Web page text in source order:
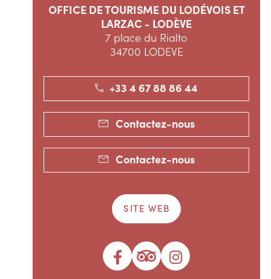
OFFICE DE TOURISME DU LODÉVOIS ET
LARZAC - LODÈVE
7 place du Rialto
34700 LODEVE
+33 4 67 88 86 44
Contactez-nous
Contactez-nous
SITE WEB